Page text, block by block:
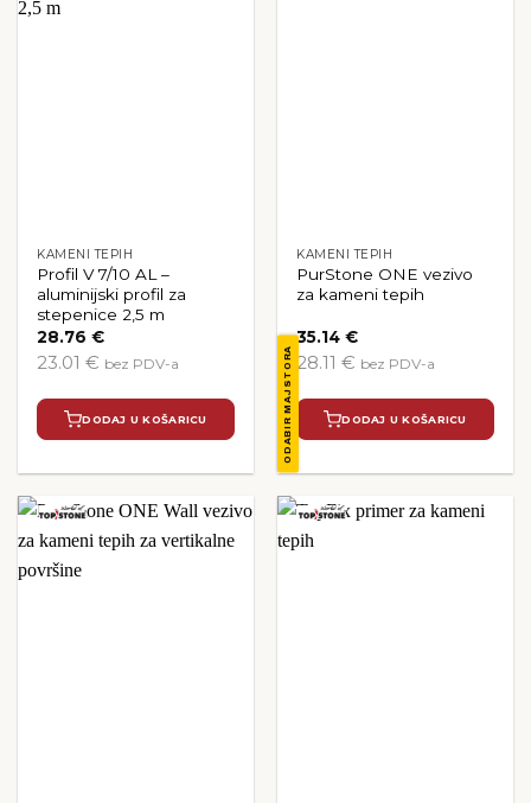
KAMENI TEPIH
Profil V 7/10 AL –
aluminijski profil za
stepenice 2,5 m
28.76€
23.01 € bez PDV-a
DODAJ U KOŠARICU ODABIR MAJSTORA
KAMENI TEPIH
PurStone ONE vezivo
za kameni tepih
35.14€
28.11 € bez PDV-a
DODAJ U KOŠARICU